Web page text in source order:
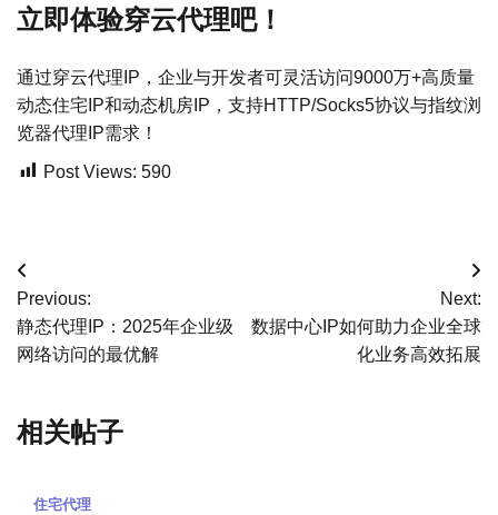
立即体验穿云代理吧！
通过穿云代理IP，企业与开发者可灵活访问9000万+高质量
动态住宅IP和动态机房IP，支持HTTP/Socks5协议与指纹浏
览器代理IP需求！
Post Views: 590
文
章
导
Previous:
静态代理IP：2025年企业级
网络访问的最优解
Next:
数据中心IP如何助力企业全球
化业务高效拓展
相关帖子
住宅代理